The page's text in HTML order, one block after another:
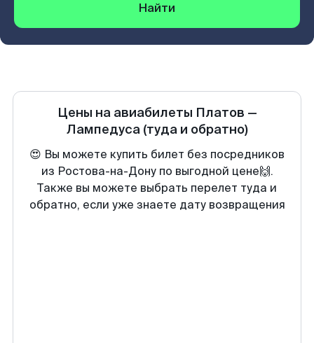
Найти
Цены на авиабилеты Платов —
Лампедуса (туда и обратно)
😍 Вы можете купить билет без посредников
из Ростова-на-Дону по выгодной цене🙌.
Также вы можете выбрать перелет туда и
обратно, если уже знаете дату возвращения